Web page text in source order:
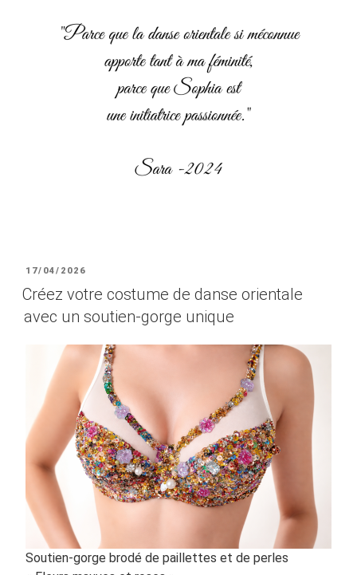
PUBLIÉ
LE
17/04/2026
Créez votre costume de danse orientale
avec un soutien-gorge unique
Soutien-gorge brodé de paillettes et de perles